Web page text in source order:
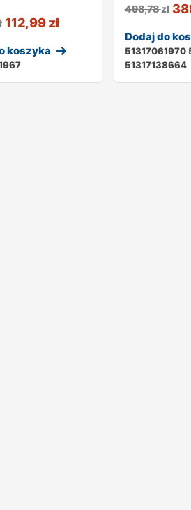
112,99 zł
koszyka
498,78zł
Dodaj do
51317061970
51317138664